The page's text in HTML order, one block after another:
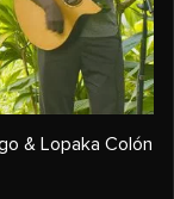
& Lopaka Colón